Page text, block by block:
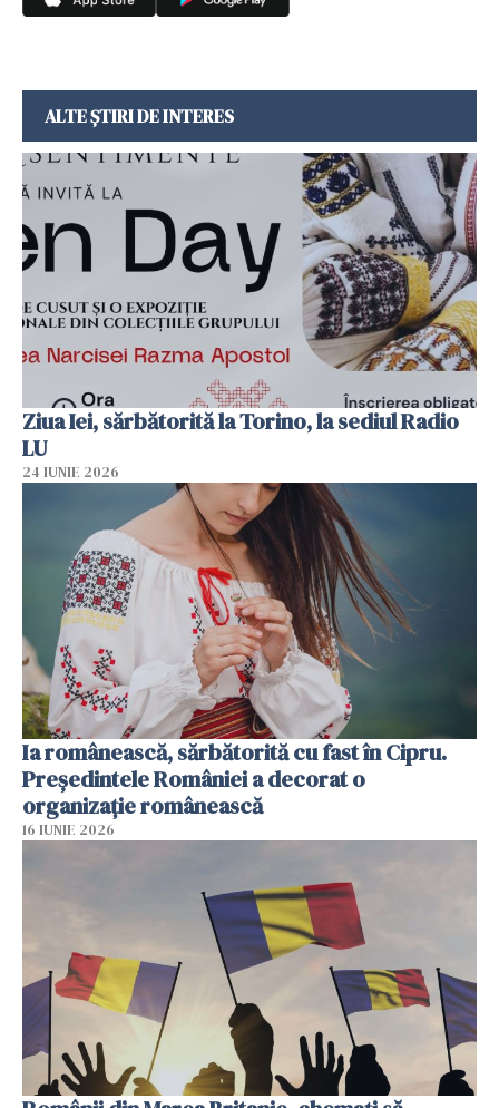
ALTE ȘTIRI DE INTERES
Ziua Iei, sărbătorită la Torino, la sediul Radio
LU
24 IUNIE 2026
Ia românească, sărbătorită cu fast în Cipru.
Președintele României a decorat o
organizație românească
16 IUNIE 2026